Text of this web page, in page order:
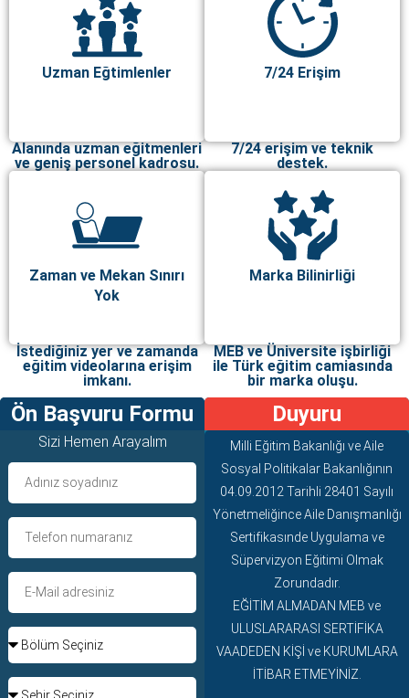
Uzman Eğtimlenler
Alanında uzman eğitmenleri
ve geniş personel kadrosu.
7/24 Erişim
7/24 erişim ve teknik
destek.
Zaman ve Mekan Sınırı
Yok
İstediğiniz yer ve zamanda
eğitim videolarına erişim
imkanı.
Marka Bilinirliği
MEB ve Üniversite işbirliği
ile Türk eğitim camiasında
bir marka oluşu.
Ön Başvuru Formu
Sizi Hemen Arayalım
Duyuru
Milli Eğitim Bakanlığı ve Aile
Sosyal Politikalar Bakanlığının
04.09.2012 Tarihli 28401 Sayılı
Yönetmeliğince Aile Danışmanlığı
Sertifikasınde Uygulama ve
Süpervizyon Eğitimi Olmak
Zorundadır.
EĞİTİM ALMADAN MEB ve
ULUSLARARASI SERTİFİKA
VAADEDEN KİŞİ ve KURUMLARA
İTİBAR ETMEYİNİZ.